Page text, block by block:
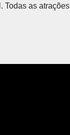
Todas as atrações